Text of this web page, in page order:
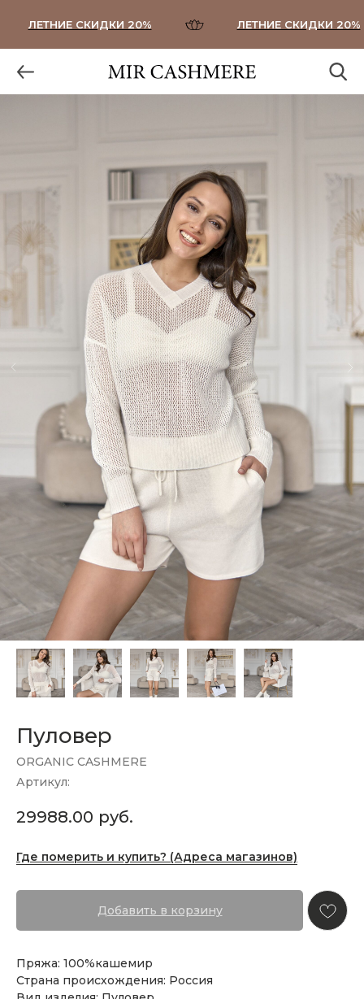
ЛЕТНИЕ СКИДКИ 20% ЛЕТНИЕ СКИДКИ 20%
Пуловер
ORGANIC CASHMERE
Артикул:
29988.00 руб.
Где померить и купить? (Адреса магазинов)
Добавить в корзину
Пряжа: 100%кашемир
Страна происхождения: Россия